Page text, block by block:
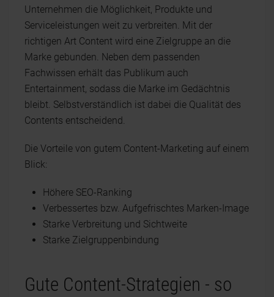
Unternehmen die Möglichkeit, Produkte und
Serviceleistungen weit zu verbreiten. Mit der
richtigen Art Content wird eine Zielgruppe an die
Marke gebunden. Neben dem passenden
Fachwissen erhält das Publikum auch
Entertainment, sodass die Marke im Gedächtnis
bleibt. Selbstverständlich ist dabei die Qualität des
Contents entscheidend.
Die Vorteile von gutem Content-Marketing auf einem
Blick:
Höhere SEO-Ranking
Verbessertes bzw. Aufgefrischtes Marken-Image
Starke Verbreitung und Sichtweite
Starke Zielgruppenbindung
Gute Content-Strategien - so